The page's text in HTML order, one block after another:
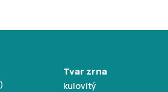
Tvar zrna
kulovitý